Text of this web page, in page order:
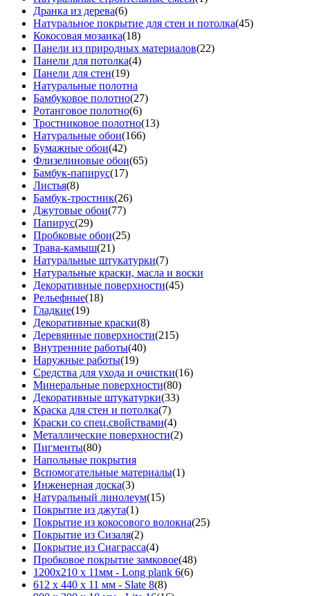
Дранка из дерева(6)
Натуральное покрытие для стен и потолка(45)
Кокосовая мозаика(18)
Панели из природных материалов(22)
Панели для потолка(4)
Панели для стен(19)
Натуральные полотна
Бамбуковое полотно(27)
Ротанговое полотно(6)
Тростниковое полотно(13)
Натуральные обои(166)
Бумажные обои(42)
Флизелиновые обои(65)
Бамбук-папирус(17)
Листья(8)
Бамбук-тростник(26)
Джутовые обои(77)
Папирус(29)
Пробковые обои(25)
Трава-камыш(21)
Натуральные штукатурки(7)
Натуральные краски, масла и воски
Декоративные поверхности(45)
Рельефные(18)
Гладкие(19)
Декоративные краски(8)
Деревянные поверхности(215)
Внутренние работы(40)
Наружные работы(19)
Средства для ухода и очистки(16)
Минеральные поверхности(80)
Декоративные штукатурки(33)
Краска для стен и потолка(7)
Краски со спец.свойствами(4)
Металлические поверхности(2)
Пигменты(80)
Напольные покрытия
Вспомогательные материалы(1)
Инженерная доска(3)
Натуральный линолеум(15)
Покрытие из джута(1)
Покрытие из кокосового волокна(25)
Покрытие из Сизаля(2)
Покрытие из Сиаграсса(4)
Пробковое покрытие замковое(48)
1200х210 х 11мм - Long plank 6(6)
612 х 440 х 11 мм - Slate 8(8)